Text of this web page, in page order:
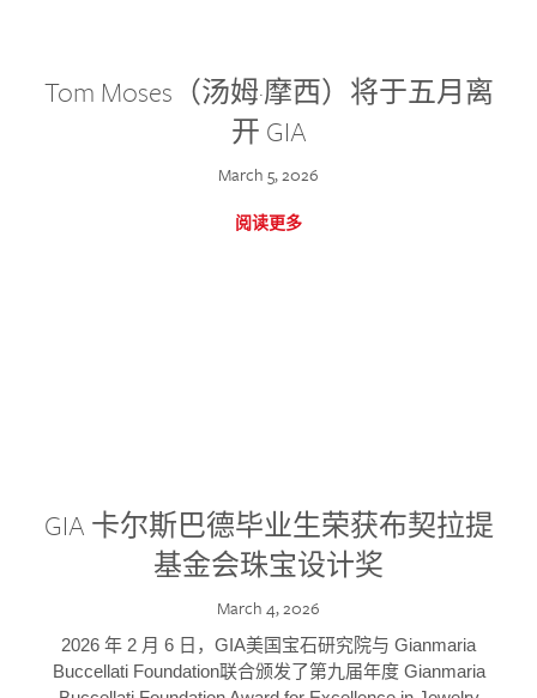
Tom Moses（汤姆·摩西）将于五月离
开 GIA
March 5, 2026
阅读更多
GIA 卡尔斯巴德毕业生荣获布契拉提
基金会珠宝设计奖
March 4, 2026
2026 年 2 月 6 日，GIA美国宝石研究院与 Gianmaria
Buccellati Foundation联合颁发了第九届年度 Gianmaria